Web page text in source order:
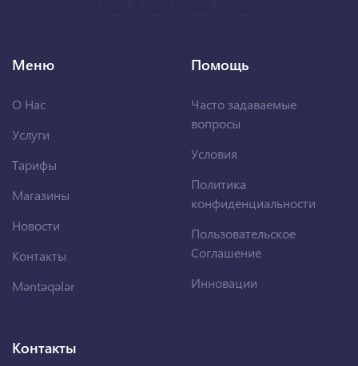
Меню
О Нас
Услуги
Тарифы
Магазины
Новости
Контакты
Məntəqələr
Помощь
Часто задаваемые
вопросы
Условия
Политика
конфиденциальности
Пользовательское
Соглашение
Инновации
Контакты